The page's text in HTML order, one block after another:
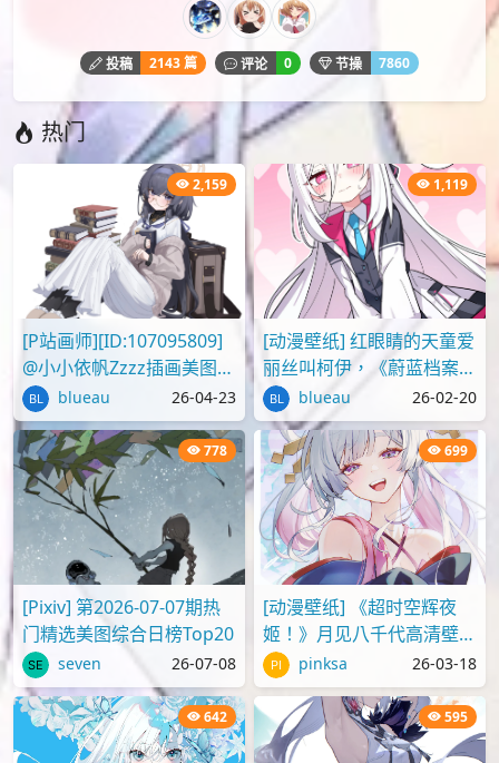
以上内容仅为投稿者个人意见，仅供参考，如有违规或侵权
请点击上面报告按钮提交反馈。
您必须 才能评论！
notreply
Lv.4
投稿 2143 篇 评论 0 节操
热门
2,159
[P站画师][ID:107095809]
@小小依帆Zzzz插画美图作
品推荐blueau 26-04-23
1,119
[动漫壁纸] 红眼睛的天童爱
丽丝叫柯伊，《蔚蓝档案》
壁纸图片分享
blueau 26-02-20